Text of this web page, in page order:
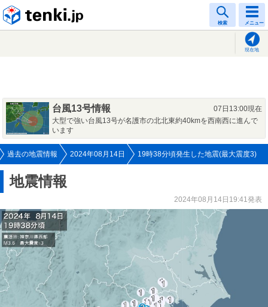
検索 メニュー
現在地
台風13号情報
07日13:00現在
大型で強い台風13号が名護市の北北東約40kmを西南西に進んで
います
過去の地震情報 2024年08月14日 19時38分頃発生した地震(最大震度3)
地震情報
2024年08月14日19:41発表